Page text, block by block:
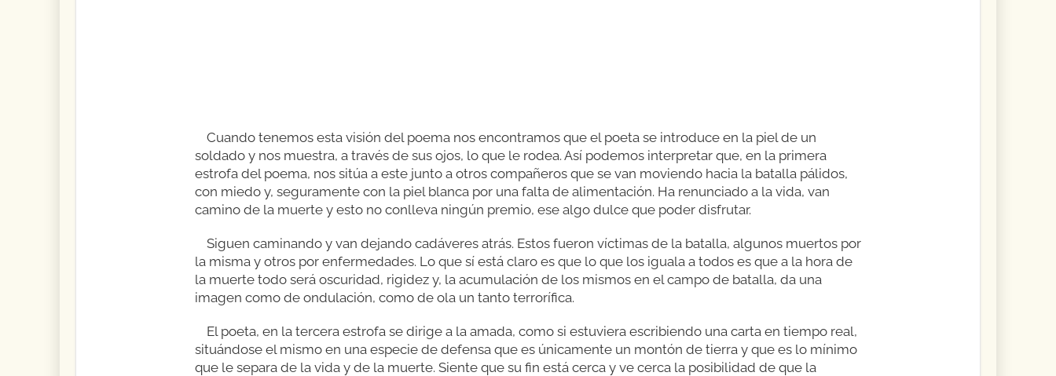
Cuando tenemos esta visión del poema nos encontramos que el poeta se introduce en la piel de un
soldado y nos muestra, a través de sus ojos, lo que le rodea. Así podemos interpretar que, en la primera
estrofa del poema, nos sitúa a este junto a otros compañeros que se van moviendo hacia la batalla pálidos,
con miedo y, seguramente con la piel blanca por una falta de alimentación. Ha renunciado a la vida, van
camino de la muerte y esto no conlleva ningún premio, ese algo dulce que poder disfrutar.
Siguen caminando y van dejando cadáveres atrás. Estos fueron víctimas de la batalla, algunos muertos por
la misma y otros por enfermedades. Lo que sí está claro es que lo que los iguala a todos es que a la hora de
la muerte todo será oscuridad, rigidez y, la acumulación de los mismos en el campo de batalla, da una
imagen como de ondulación, como de ola un tanto terrorífica.
El poeta, en la tercera estrofa se dirige a la amada, como si estuviera escribiendo una carta en tiempo real,
situándose el mismo en una especie de defensa que es únicamente un montón de tierra y que es lo mínimo
que le separa de la vida y de la muerte. Siente que su fin está cerca y ve cerca la posibilidad de que la